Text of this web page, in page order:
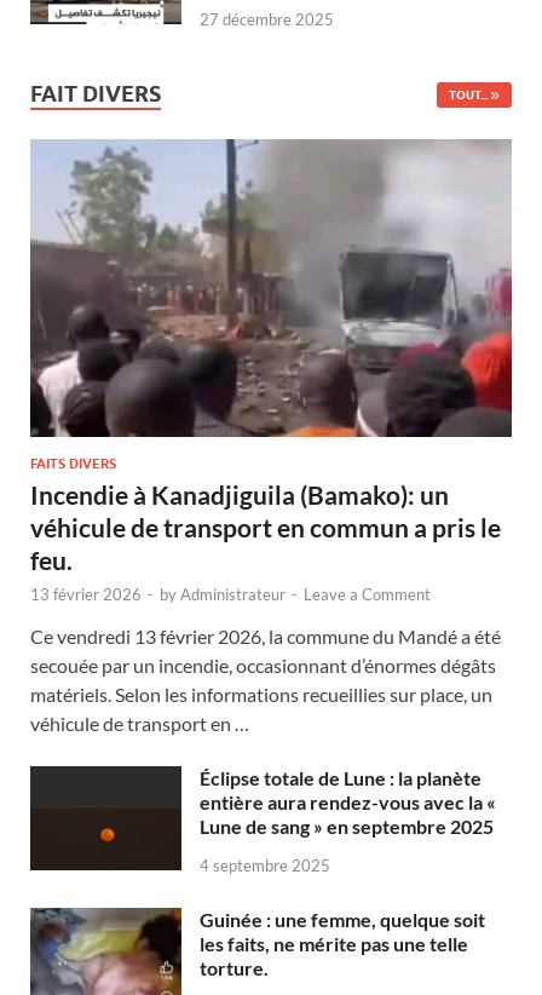
27 décembre 2025
FAIT DIVERS TOUT...
FAITS DIVERS
Incendie à Kanadjiguila (Bamako): un
véhicule de transport en commun a pris le
feu.
13 février 2026 - byAdministrateur - Leave a Comment
Ce vendredi 13 février 2026, la commune du Mandé a été
secouée par un incendie, occasionnant d’énormes dégâts
matériels. Selon les informations recueillies sur place, un
véhicule de transport en …
Éclipse totale de Lune : la planète
entière aura rendez-vous avec la «
Lune de sang » en septembre 2025
4 septembre 2025
Guinée : une femme, quelque soit
les faits, ne mérite pas une telle
torture.